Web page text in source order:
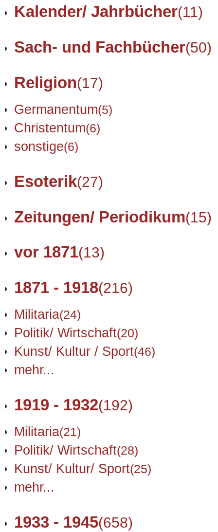
Kalender/ Jahrbücher(11)
Sach- und Fachbücher(50)
Religion(17)
Germanentum(5)
Christentum(6)
sonstige(6)
Esoterik(27)
Zeitungen/ Periodikum(15)
vor 1871(13)
1871 - 1918(216)
Militaria(24)
Politik/ Wirtschaft(20)
Kunst/ Kultur / Sport(46)
mehr...
1919 - 1932(192)
Militaria(21)
Politik/ Wirtschaft(28)
Kunst/ Kultur/ Sport(25)
mehr...
1933 - 1945(658)